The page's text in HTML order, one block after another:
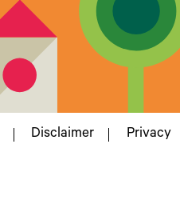
Disclaimer Privacy